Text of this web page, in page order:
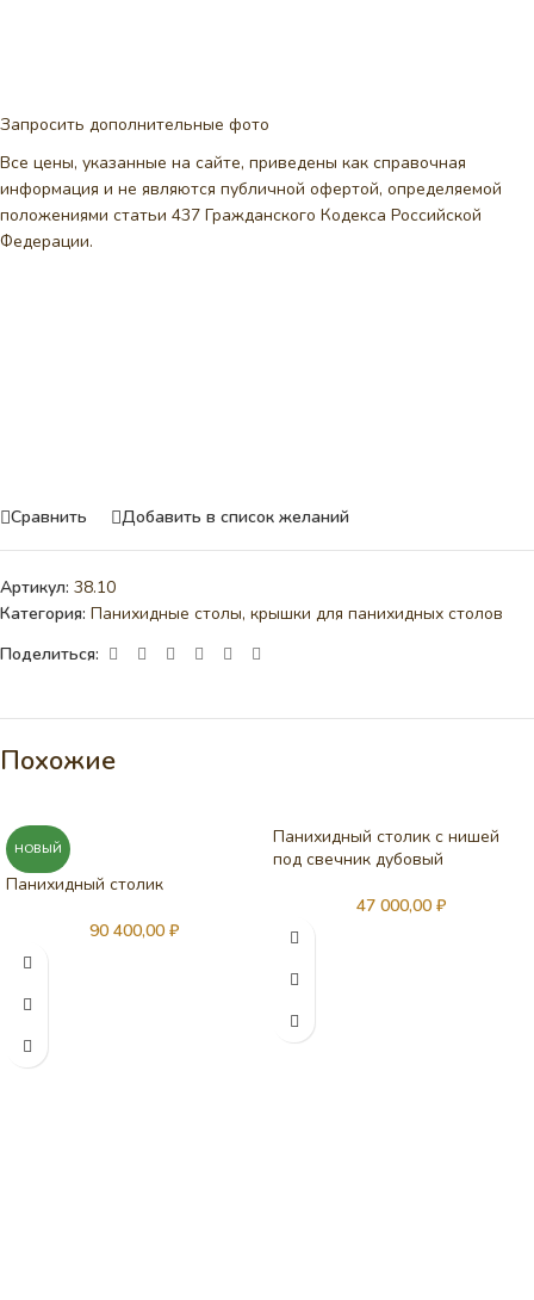
Запросить дополнительные фото
Все цены, указанные на сайте, приведены как справочная
информация и не являются публичной офертой, определяемой
положениями статьи 437 Гражданского Кодекса Российской
Федерации.
Сравнить Добавить в список желаний
Артикул: 38.10
Категория: Панихидные столы, крышки для панихидных столов
Поделиться:
Похожие
НОВЫЙ
Панихидный столик
90 400,00 ₽
Панихидный столик с нишей
под свечник дубовый
47 000,00 ₽